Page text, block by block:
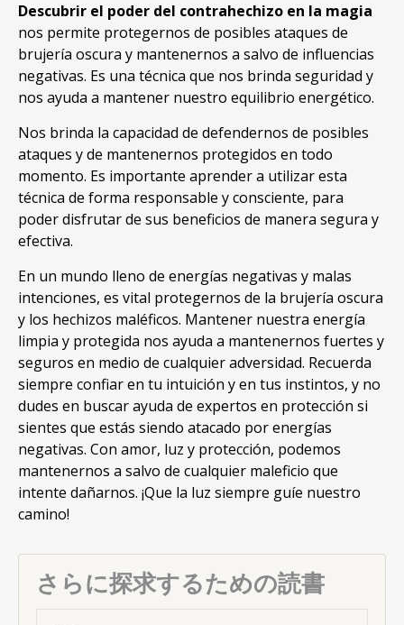
Descubrir el poder del contrahechizo en la magia
nos permite protegernos de posibles ataques de
brujería oscura y mantenernos a salvo de influencias
negativas. Es una técnica que nos brinda seguridad y
nos ayuda a mantener nuestro equilibrio energético.
Nos brinda la capacidad de defendernos de posibles
ataques y de mantenernos protegidos en todo
momento. Es importante aprender a utilizar esta
técnica de forma responsable y consciente, para
poder disfrutar de sus beneficios de manera segura y
efectiva.
En un mundo lleno de energías negativas y malas
intenciones, es vital protegernos de la brujería oscura
y los hechizos maléficos. Mantener nuestra energía
limpia y protegida nos ayuda a mantenernos fuertes y
seguros en medio de cualquier adversidad. Recuerda
siempre confiar en tu intuición y en tus instintos, y no
dudes en buscar ayuda de expertos en protección si
sientes que estás siendo atacado por energías
negativas. Con amor, luz y protección, podemos
mantenernos a salvo de cualquier maleficio que
intente dañarnos. ¡Que la luz siempre guíe nuestro
camino!
さらに探求するための読書